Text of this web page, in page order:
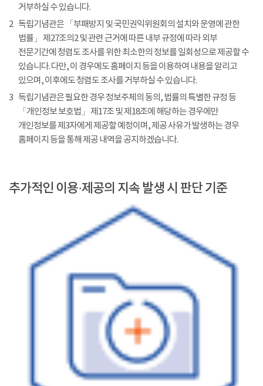
거부하실 수 있습니다.
2 독립기념관은 「부패방지 및 국민권익위원회의 설치와 운영에 관한
법률」 제27조의2 및 관련 근거에 따른 내부 규정에 따라 외부
전문기간에 청렴도 조사를 위한 최소한의 정보를 일회성으로 제공할 수
있습니다. 다만, 이 경우에도 홈페이지 등을 이용하여 내용을 알리고
있으며, 이후에도 청렴도 조사를 거부하실 수 있습니다.
3 독립기념관은 필요한 경우 정보주체의 동의, 법률의 특별한 규정 등
「개인정보 보호법」 제17조 및 제18조에 해당하는 경우에만
개인정보를 제3자에게 제공할 예정이며, 제공 사유가 발생하는 경우
홈페이지 등을 통해 제공 내역을 공지하겠습니다.
추가적인 이용·제공의 지속 발생 시 판단 기준